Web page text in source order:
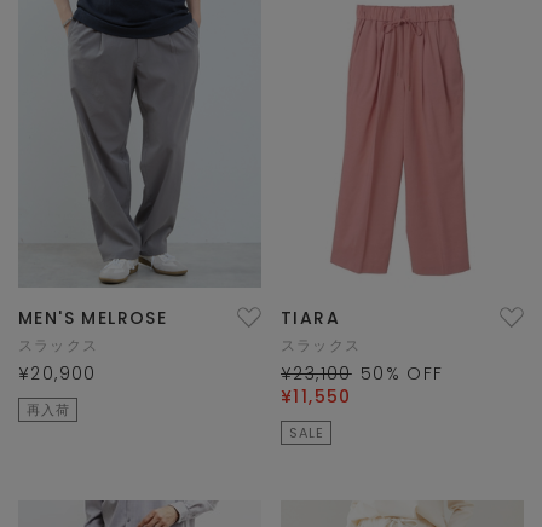
MEN'S MELROSE
スラックス
¥20,900
再入荷
TIARA
スラックス
¥23,100 50 % OFF
¥11,550
SALE